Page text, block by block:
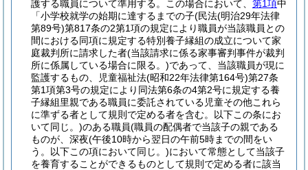
護する職員について準用する。
この場合において、 第1項中
「小学校就学の始期に達するまでの子(民法(明治29年法律
第89号)第817条の2第1項の規定により職員が当該職員との
間における同項に規定する特別養子縁組の成立について家
庭裁判所に請求した者(当該請求に係る家事審判事件が裁判
所に係属している場合に限る。)であって、当該職員が現に
監護するもの、児童福祉法(昭和22年法律第164号)第27条
第1項第3号の規定により同法第6条の4第2号に規定する養
子縁組里親である職員に委託されている児童その他これら
に準ずる者として規則で定める者を含む。以下この条にお
いて同じ。)のある職員(職員の配偶者で当該子の親である
ものが、深夜(午後10時から翌日の午前5時までの間をい
う。以下この項において同じ。)において常態として当該子
を養育することができるものとして規則で定める者に該当